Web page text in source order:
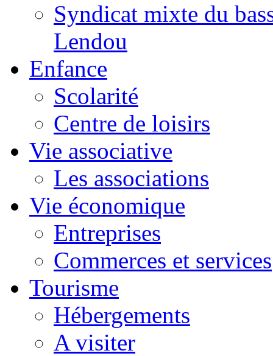
Syndicat mixte du
Lendou
Enfance
Scolarité
Centre de loisirs
Vie associative
Les associations
Vie économique
Entreprises
Commerces et services
Tourisme
Hébergements
A visiter